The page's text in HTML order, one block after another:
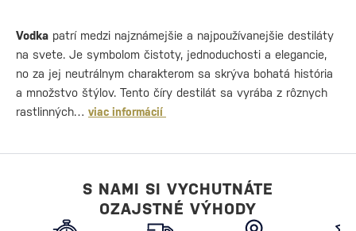
Vodka patrí medzi najznámejšie a najpoužívanejšie destiláty
na svete. Je symbolom čistoty, jednoduchosti a elegancie,
no za jej neutrálnym charakterom sa skrýva bohatá história
a množstvo štýlov. Tento číry destilát sa vyrába z rôznych
rastlinných… viac informácií
S NAMI SI VYCHUTNÁTE
OZAJSTNÉ VÝHODY